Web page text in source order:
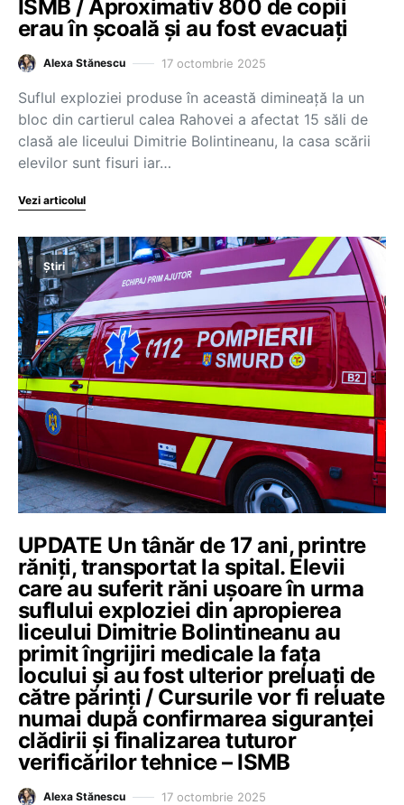
ISMB / Aproximativ 800 de copii
erau în școală și au fost evacuați
Alexa Stănescu 17 octombrie 2025
Suflul exploziei produse în această dimineață la un
bloc din cartierul calea Rahovei a afectat 15 săli de
clasă ale liceului Dimitrie Bolintineanu, la casa scării
elevilor sunt fisuri iar…
Vezi articolul
Știri
UPDATE Un tânăr de 17 ani, printre
răniți, transportat la spital. Elevii
care au suferit răni ușoare în urma
suflului exploziei din apropierea
liceului Dimitrie Bolintineanu au
primit îngrijiri medicale la fața
locului și au fost ulterior preluați de
către părinți / Cursurile vor fi reluate
numai după confirmarea siguranței
clădirii și finalizarea tuturor
verificărilor tehnice – ISMB
Alexa Stănescu 17 octombrie 2025